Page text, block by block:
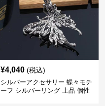
¥4,040 (税込)
シルバーアクセサリー 蝶々モチ
ーフ シルバーリング 上品 個性